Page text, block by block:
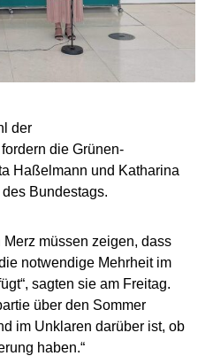
der
die Grünen-
Haßelmann und Katharina
Bundestags.
müssen zeigen, dass
notwendige Mehrheit im
sagten sie am Freitag.
über den Sommer
im Unklaren darüber ist, ob
haben.“